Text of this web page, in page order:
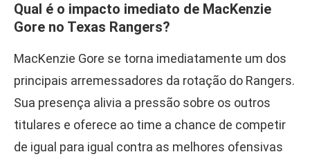
Qual é o impacto imediato de MacKenzie
Gore no Texas Rangers?
MacKenzie Gore se torna imediatamente um dos
principais arremessadores da rotação do Rangers.
Sua presença alivia a pressão sobre os outros
titulares e oferece ao time a chance de competir
de igual para igual contra as melhores ofensivas